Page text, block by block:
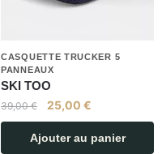
CASQUETTE TRUCKER 5
PANNEAUX
SKI TOO
39,00€ 25,00 €
Ajouter au panier